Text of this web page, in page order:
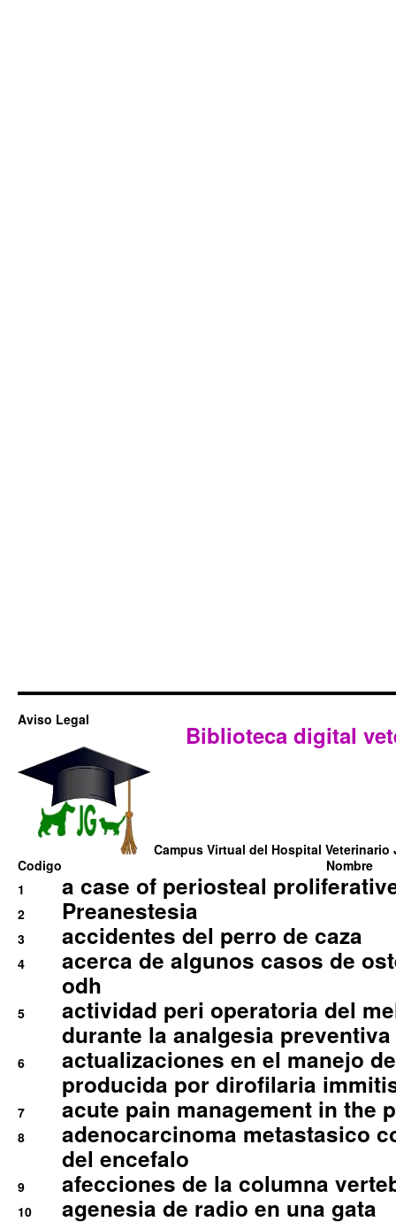
Aviso Legal
Biblioteca digital
Campus Virtual del Hospital Veterinario
Codigo
Nombre
1
a case of periosteal
2 Preanestesia
3 accidentes del perro de caza
4
acerca de algunos casos de
odh
5
actividad peri operatoria del
durante la analgesia
6
actualizaciones en el manejo
producida por dirofilaria
7 acute pain management in the
8
adenocarcinoma metastasico
del encefalo
9 afecciones de la columna
10 agenesia de radio en una gata